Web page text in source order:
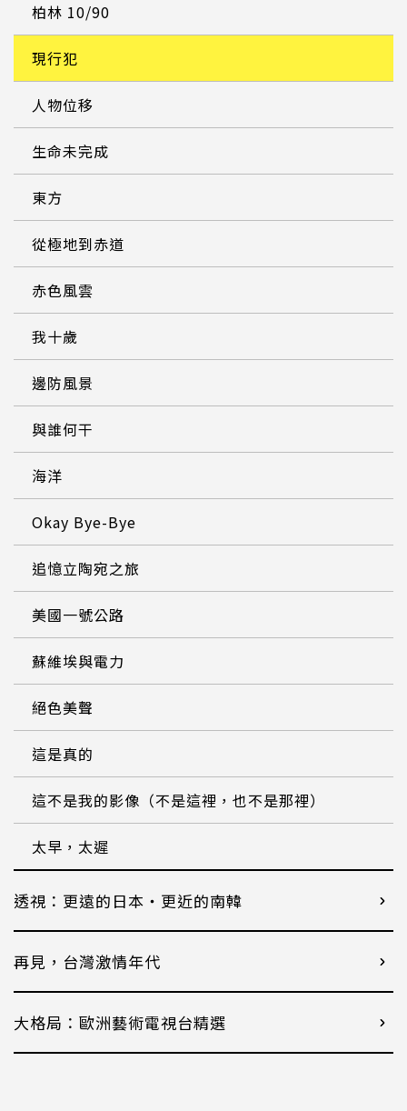
柏林 10/90
現行犯
人物位移
生命未完成
東方
從極地到赤道
赤色風雲
我十歲
邊防風景
與誰何干
海洋
Okay Bye-Bye
追憶立陶宛之旅
美國一號公路
蘇維埃與電力
絕色美聲
這是真的
這不是我的影像（不是這裡，也不是那裡）
太早，太遲
透視：更遠的日本・更近的南韓
再見，台灣激情年代
大格局：歐洲藝術電視台精選